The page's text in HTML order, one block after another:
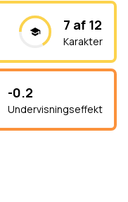
7 af 12
Karakter
-0.2
Undervisningseffekt